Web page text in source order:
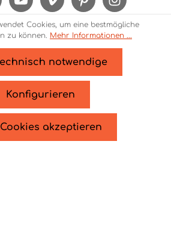
geben Sie die oben
Zeichen ein*
Design
ggf. Nachnahmegebühren, wenn
anders angegeben.
Cookies, um eine bestmögliche
zu können. Mehr Informationen ...
notwendige
Konfigurieren
akzeptieren